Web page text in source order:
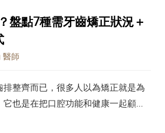
盤點7種需牙齒矯正狀況＋
醫師
整齊而已，很多人以為矯正就是為
也是在把口腔功能和健康一起顧
好懂的方式，帶你認識牙齒矯正到